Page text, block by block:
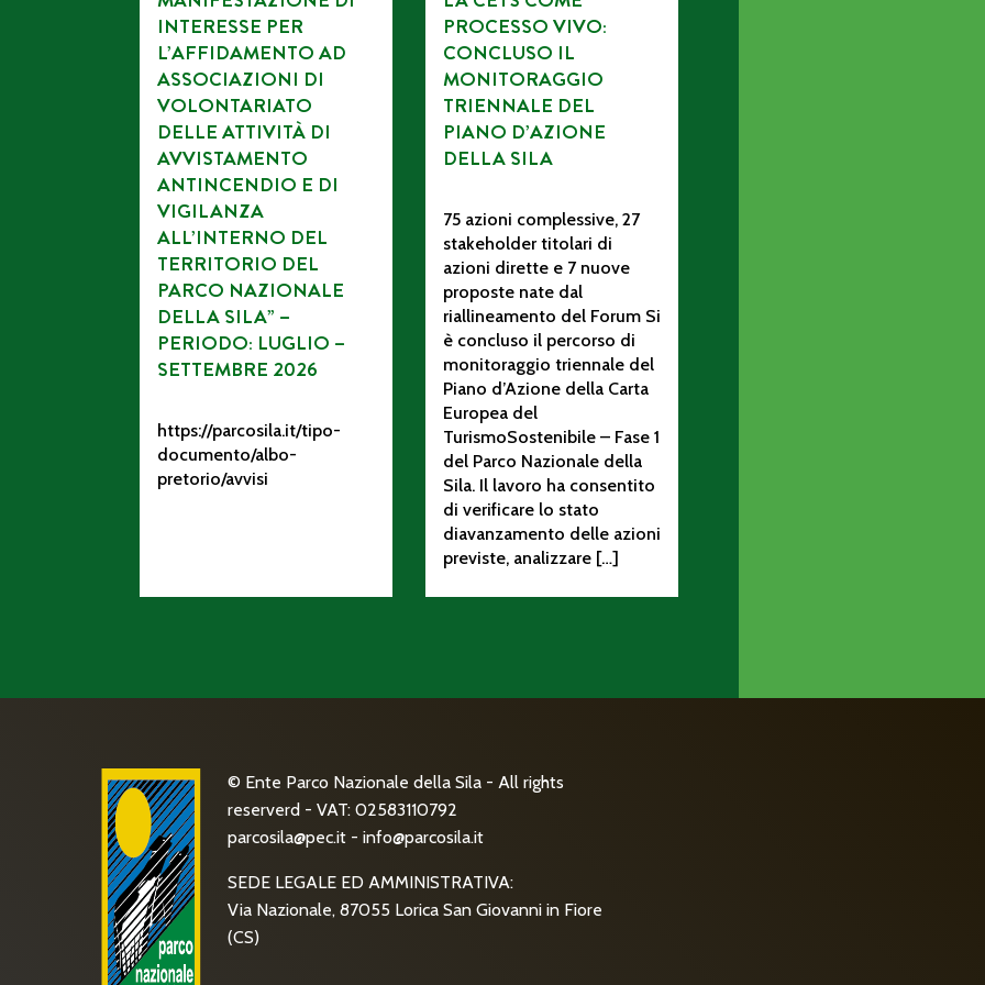
INTERESSE PER
L’AFFIDAMENTO AD
ASSOCIAZIONI DI
VOLONTARIATO
DELLE ATTIVITÀ DI
AVVISTAMENTO
ANTINCENDIO E DI
VIGILANZA
ALL’INTERNO DEL
TERRITORIO DEL
PARCO NAZIONALE
DELLA SILA” –
PERIODO: LUGLIO –
SETTEMBRE 2026
https://parcosila.it/tipo-
documento/albo-
pretorio/avvisi
PROCESSO VIVO:
CONCLUSO IL
MONITORAGGIO
TRIENNALE DEL
PIANO D’AZIONE
DELLA SILA
75 azioni complessive, 27
stakeholder titolari di
azioni dirette e 7 nuove
proposte nate dal
riallineamento del Forum Si
è concluso il percorso di
monitoraggio triennale del
Piano d’Azione della Carta
Europea del
TurismoSostenibile – Fase 1
del Parco Nazionale della
Sila. Il lavoro ha consentito
di verificare lo stato
diavanzamento delle azioni
previste, analizzare […]
© Ente Parco Nazionale della Sila - All rights
reserverd - VAT: 02583110792
parcosila@pec.it - info@parcosila.it
SEDE LEGALE ED AMMINISTRATIVA:
Via Nazionale, 87055 Lorica San Giovanni in Fiore
(CS)